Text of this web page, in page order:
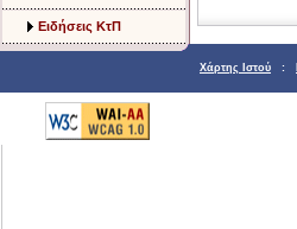
Ειδήσεις ΚτΠ
Χάρτης Ιστού :